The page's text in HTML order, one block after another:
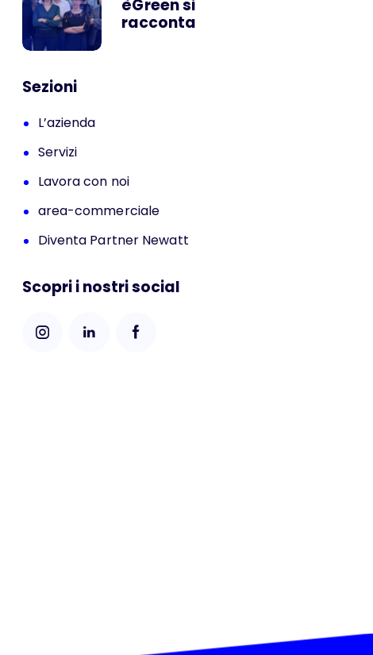
èGreen si
racconta
Sezioni
L’azienda
Servizi
Lavora con noi
area-commerciale
Diventa Partner Newatt
Scopri i nostri social